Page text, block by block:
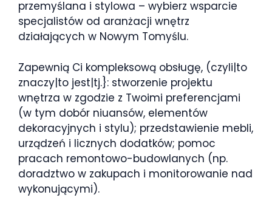
przemyślana i stylowa – wybierz wsparcie
specjalistów od aranżacji wnętrz
działających w Nowym Tomyślu.
Zapewnią Ci kompleksową obsługę, (czyli|to
znaczy|to jest|tj.}: stworzenie projektu
wnętrza w zgodzie z Twoimi preferencjami
(w tym dobór niuansów, elementów
dekoracyjnych i stylu); przedstawienie mebli,
urządzeń i licznych dodatków; pomoc
pracach remontowo-budowlanych (np.
doradztwo w zakupach i monitorowanie nad
wykonującymi).